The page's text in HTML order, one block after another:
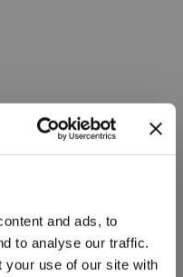
and ads, to
to analyse our traffic.
your use of our site with